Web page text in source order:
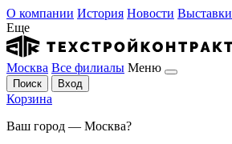
О компании История Новости Выставки
Еще
Москва Все филиалы Меню
Поиск Вход
Корзина
Ваш город — Москва?